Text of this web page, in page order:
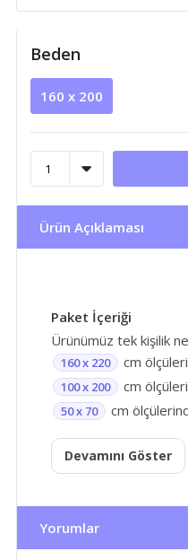
Beden
160 x 200
Ürün Açıklaması
Paket İçeriği
Ürünümüz tek kişilik
160 x 220 cm
100 x 200 cm
50 x 70 cm
Devamını Göster
Yorumlar